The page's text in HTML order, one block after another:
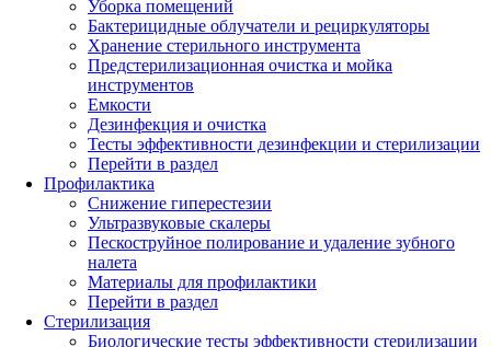
Уборка помещений
Бактерицидные облучатели и рециркуляторы
Хранение стерильного инструмента
Предстерилизационная очистка и мойка
инструментов
Емкости
Дезинфекция и очистка
Тесты эффективности дезинфекции и стерилизации
Перейти в раздел
Профилактика
Снижение гиперестезии
Ультразвуковые скалеры
Пескоструйное полирование и удаление зубного
налета
Материалы для профилактики
Перейти в раздел
Стерилизация
Биологические тесты эффективности стерилизации